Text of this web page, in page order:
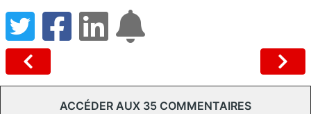
ACCÉDER AUX 35 COMMENTAIRES